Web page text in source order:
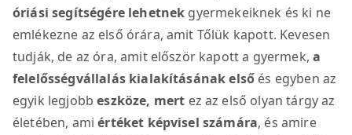
óriási segítségére lehetnek gyermekeiknek és ki ne
emlékezne az első órára, amit Tőlük kapott. Kevesen
tudják, de az óra, amit először kapott a gyermek,a
felelősségvállalás kialakításának első és egyben az
egyik legjobbeszköze, mert ez az első olyan tárgy az
életében, amiértéket képvisel számára, és amire